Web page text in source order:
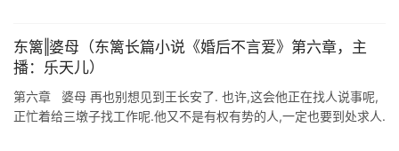
东篱‖婆母（东篱长篇小说《婚后不言爱》第六章，主
播：乐天儿）
第六章 婆母 再也别想见到王长安了. 也许,这会他正在找人说事呢,
正忙着给三墩子找工作呢.他又不是有权有势的人,一定也要到处求人.